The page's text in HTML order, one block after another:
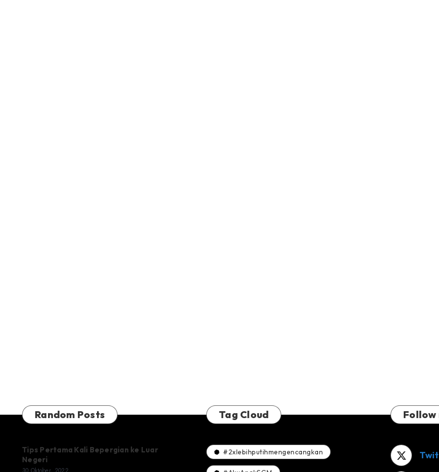
Random Posts
Tips Pertama Kali Bepergian ke Luar
Negeri
Tag Cloud
#2xlebihputihmengencangkan
Follow